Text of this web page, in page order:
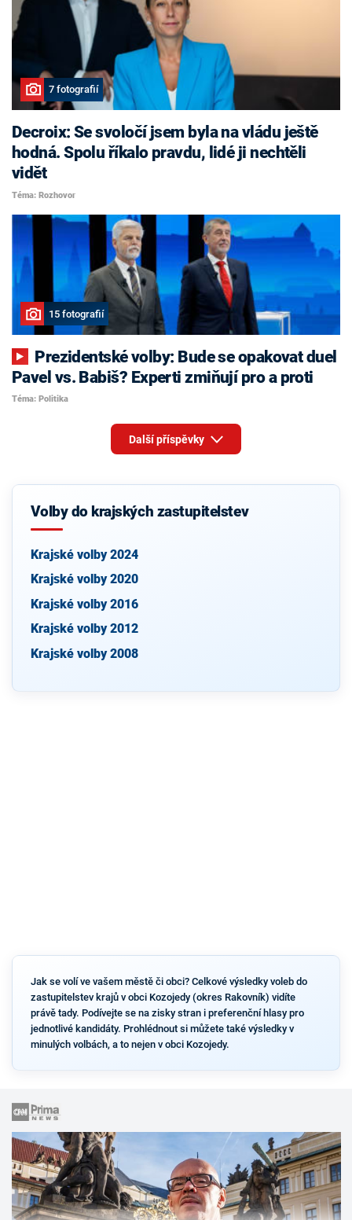
7 fotografií
Decroix: Se svoločí jsem byla na vládu ještě
hodná. Spolu říkalo pravdu, lidé ji nechtěli
vidět
Téma: Rozhovor
15 fotografií
Pavel vs. Babiš? Experti zmiňují pro a proti
Téma: Politika
Další příspěvky
Volby do krajských zastupitelstev
Krajské volby 2024
Krajské volby 2020
Krajské volby 2016
Krajské volby 2012
Krajské volby 2008
Jak se volí ve vašem městě či obci? Celkové výsledky voleb do
zastupitelstev krajů v obci Kozojedy (okres Rakovník) vidíte
právě tady. Podívejte se na zisky stran i preferenční hlasy pro
jednotlivé kandidáty. Prohlédnout si můžete také výsledky v
minulých volbách, a to nejen v obci Kozojedy.